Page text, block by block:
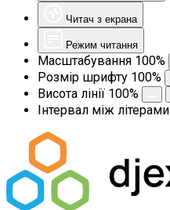
Читач з екрана
Режим читання
Масштабування 100%
Розмір шрифту 100%
Висота лінії 100%
Інтервал між літерами